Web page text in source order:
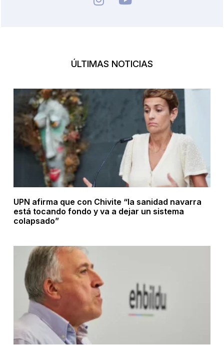
ÚLTIMAS NOTICIAS
UPN afirma que con Chivite “la sanidad navarra
está tocando fondo y va a dejar un sistema
colapsado”